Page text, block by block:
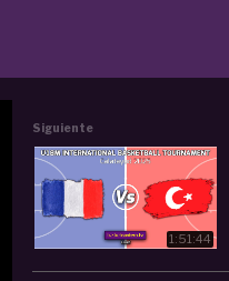
Siguiente
1:51:44